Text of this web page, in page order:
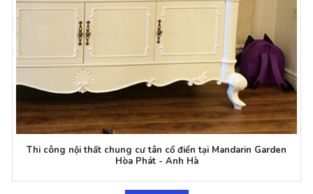
Thi công nội thất chung cư tân cổ điển tại Mandarin Garden
Hòa Phát - Anh Hà